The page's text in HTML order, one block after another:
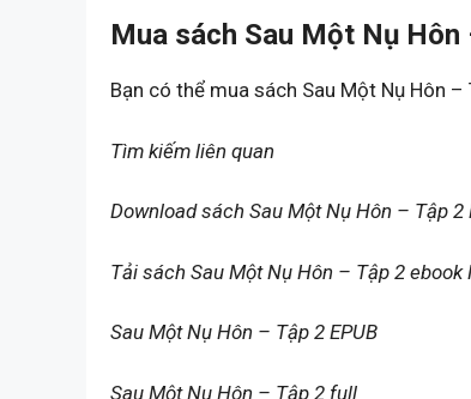
Mua sách Sau Một Nụ Hôn
Bạn có thể mua sách Sau Một Nụ Hôn –
Tìm kiếm liên quan
Download sách Sau Một Nụ Hôn – Tập 2
Tải sách Sau Một Nụ Hôn – Tập 2 ebook
Sau Một Nụ Hôn – Tập 2 EPUB
Sau Một Nụ Hôn – Tập 2 full